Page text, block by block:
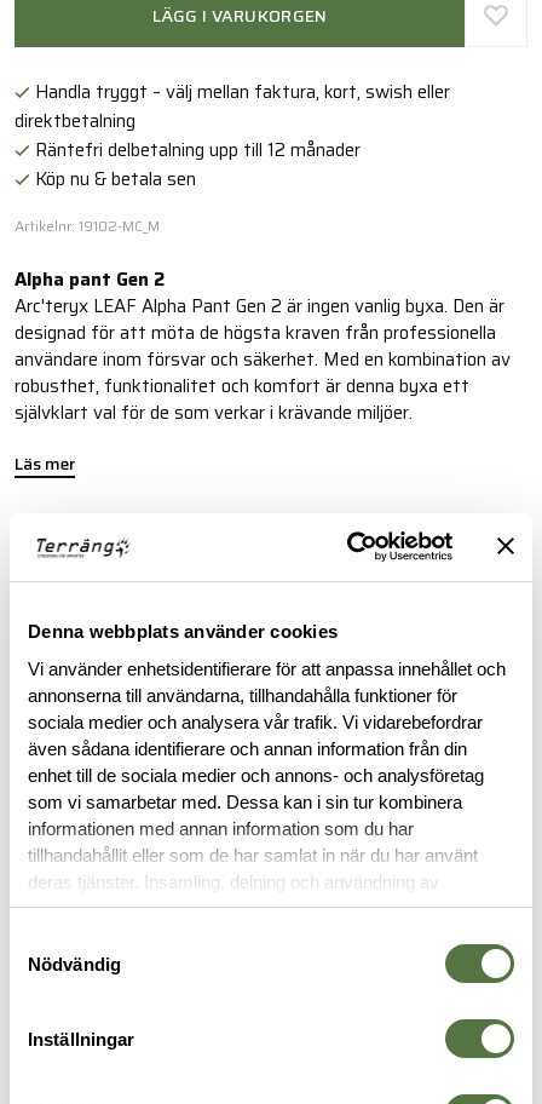
Denna webbplats använder cookies
Vi använder enhetsidentifierare för att anpassa innehållet och
annonserna till användarna, tillhandahålla funktioner för
sociala medier och analysera vår trafik. Vi vidarebefordrar
även sådana identifierare och annan information från din
enhet till de sociala medier och annons- och analysföretag
som vi samarbetar med. Dessa kan i sin tur kombinera
informationen med annan information som du har
tillhandahållit eller som de har samlat in när du har använt
deras tjänster. Insamling, delning och användning av
personuppgifter kan användas för personalisering av
Nödvändig
Inställningar
LÄGG I VARUKORGEN
Handla tryggt – välj mellan faktura, kort, swish eller
direktbetalning
Räntefri delbetalning upp till 12 månader
Köp nu & betala sen
Artikelnr: 19102-MC_M
Alpha pant Gen 2
Arc'teryx LEAF Alpha Pant Gen 2 är ingen vanlig byxa. Den är
designad för att möta de högsta kraven från professionella
användare inom försvar och säkerhet. Med en kombination av
robusthet, funktionalitet och komfort är denna byxa ett
självklart val för de som verkar i krävande miljöer.
Läs mer
ARC'TERYX LEAF PURCHASE INFORMATION
identification confirming your status as an authorized end-
user within law enforcement or military personnel. This
requirement ensures that these specialized products are
accessible to those in professional capacities where they are
intended to be utilized.
BESKRIVNING
RECENSIONER
OM VARUMÄRKET